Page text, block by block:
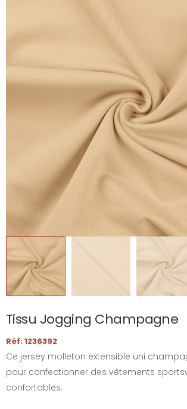
Tissu Jogging Champagne
Réf: 1236392
Ce jersey molleton extensible uni
pour confectionner des vêtements
confortables.